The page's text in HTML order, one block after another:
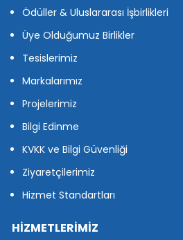
Ödüller & Uluslararası İşbirlikleri
Üye Olduğumuz Birlikler
Tesislerimiz
Markalarımız
Projelerimiz
Bilgi Edinme
KVKK ve Bilgi Güvenliği
Ziyaretçilerimiz
Hizmet Standartları
HİZMETLERİMİZ